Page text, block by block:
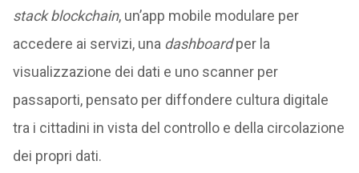
stack blockchain, un’app mobile modulare per
accedere ai servizi, una dashboardper la
visualizzazione dei dati e uno scanner per
passaporti, pensato per diffondere cultura digitale
tra i cittadini in vista del controllo e della circolazione
dei propri dati.